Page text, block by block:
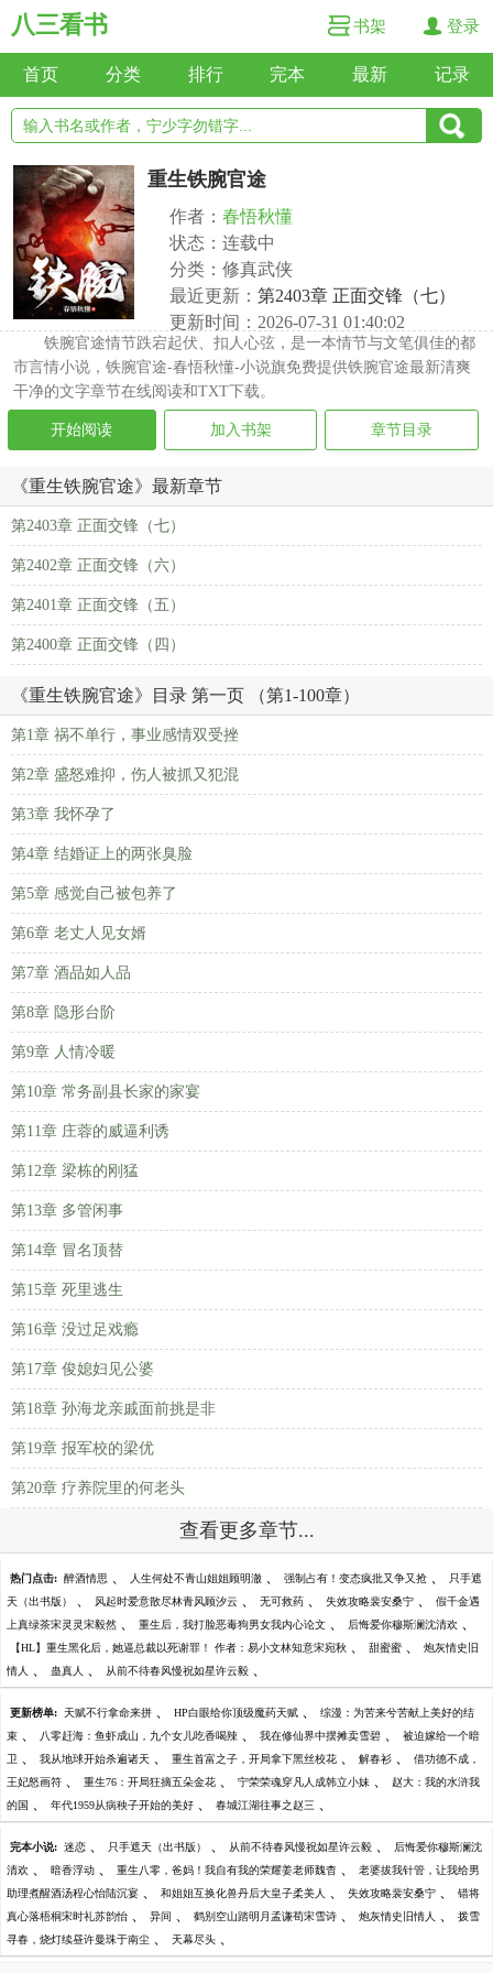
八三看书 书架 登录
首页 分类 排行 完本 最新 记录
重生铁腕官途
作者： 春悟秋懂
状态：连载中
分类：修真武侠
最近更新： 第2403章 正面交锋（七）
更新时间：2026-07-31 01:40:02
铁腕官途情节跌宕起伏、扣人心弦，是一本情节与文笔俱佳的都
市言情小说，铁腕官途-春悟秋懂-小说旗免费提供铁腕官途最新清爽
干净的文字章节在线阅读和TXT下载。
开始阅读 加入书架 章节目录
《重生铁腕官途》最新章节
第2403章 正面交锋（七）
第2402章 正面交锋（六）
第2401章 正面交锋（五）
第2400章 正面交锋（四）
《重生铁腕官途》目录 第一页 （第1-100章）
第1章 祸不单行，事业感情双受挫
第2章 盛怒难抑，伤人被抓又犯混
第3章 我怀孕了
第4章 结婚证上的两张臭脸
第5章 感觉自己被包养了
第6章 老丈人见女婿
第7章 酒品如人品
第8章 隐形台阶
第9章 人情冷暖
第10章 常务副县长家的家宴
第11章 庄蓉的威逼利诱
第12章 梁栋的刚猛
第13章 多管闲事
第14章 冒名顶替
第15章 死里逃生
第16章 没过足戏瘾
第17章 俊媳妇见公婆
第18章 孙海龙亲戚面前挑是非
第19章 报军校的梁优
第20章 疗养院里的何老头
查看更多章节...
热门点击: 醉酒情思 、 人生何处不青山姐姐顾明澈 、 强制占有！变态疯批又争又抢 、 只手遮
天（出书版） 、 风起时爱意散尽林青风顾汐云 、 无可救药 、 失效攻略裴安桑宁 、 假千金遇
上真绿茶宋灵灵宋毅然 、 重生后，我打脸恶毒狗男女我内心论文 、 后悔爱你穆斯澜沈清欢 、
【HL】重生黑化后，她逼总裁以死谢罪！ 作者：易小文林知意宋宛秋 、 甜蜜蜜 、 炮灰情史旧
情人 、 蛊真人 、 从前不待春风慢祝如星许云毅 、
更新榜单: 天赋不行拿命来拼 、 HP白眼给你顶级魔药天赋 、 综漫：为苦来兮苦献上美好的结
束 、 八零赶海：鱼虾成山，九个女儿吃香喝辣 、 我在修仙界中摆摊卖雪碧 、 被迫嫁给一个暗
卫 、 我从地球开始杀遍诸天 、 重生首富之子，开局拿下黑丝校花 、 解春衫 、 借功德不成，
王妃怒画符 、 重生76：开局狂摘五朵金花 、 宁荣荣魂穿凡人成韩立小妹 、 赵大：我的水浒我
的国 、 年代1959从病秧子开始的美好 、 春城江湖往事之赵三 、
完本小说: 迷恋 、 只手遮天（出书版） 、 从前不待春风慢祝如星许云毅 、 后悔爱你穆斯澜沈
清欢 、 暗香浮动 、 重生八零，爸妈！我自有我的荣耀姜老师魏杳 、 老婆拔我针管，让我给男
助理煮醒酒汤程心怡陆沉宴 、 和姐姐互换化兽丹后大皇子柔美人 、 失效攻略裴安桑宁 、 错将
真心落梧桐宋时礼苏韵怡 、 异间 、 鹤别空山踏明月孟谦荀宋雪诗 、 炮灰情史旧情人 、 拨雪
寻春，烧灯续昼许曼珠于南尘 、 天幕尽头 、